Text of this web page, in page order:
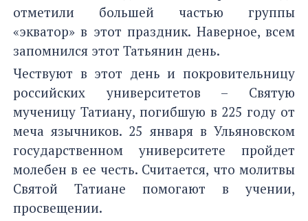
отметили большей частью группы
«экватор» в этот праздник. Наверное, всем
запомнился этот Татьянин день.
Чествуют в этот день и покровительницу
российских университетов – Святую
мученицу Татиану, погибшую в 225 году от
меча язычников. 25 января в Ульяновском
государственном университете пройдет
молебен в ее честь. Считается, что молитвы
Святой Татиане помогают в учении,
просвещении.